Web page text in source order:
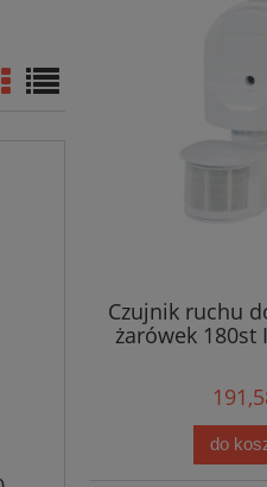
Czujnik ruchu
żarówek 180st
do